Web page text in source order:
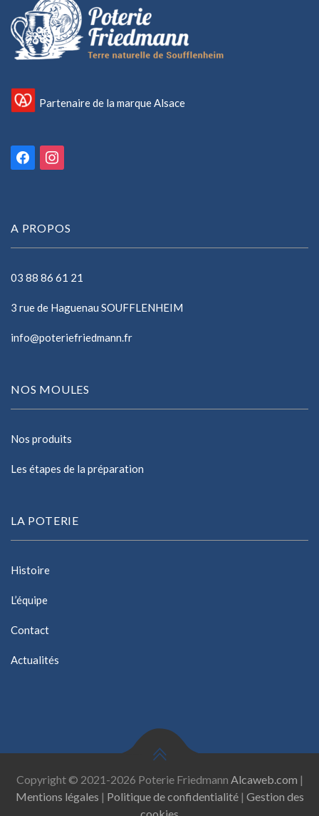
Partenaire de la marque Alsace
facebookinstagram
A PROPOS
03 88 86 61 21
3 rue de Haguenau SOUFFLENHEIM
info@poteriefriedmann.fr
NOS MOULES
Nos produits
Les étapes de la préparation
LA POTERIE
Histoire
L’équipe
Contact
Actualités
Copyright © 2021-2026 Poterie Friedmann Alcaweb.com |
Mentions légales | Politique de confidentialité| Gestion des